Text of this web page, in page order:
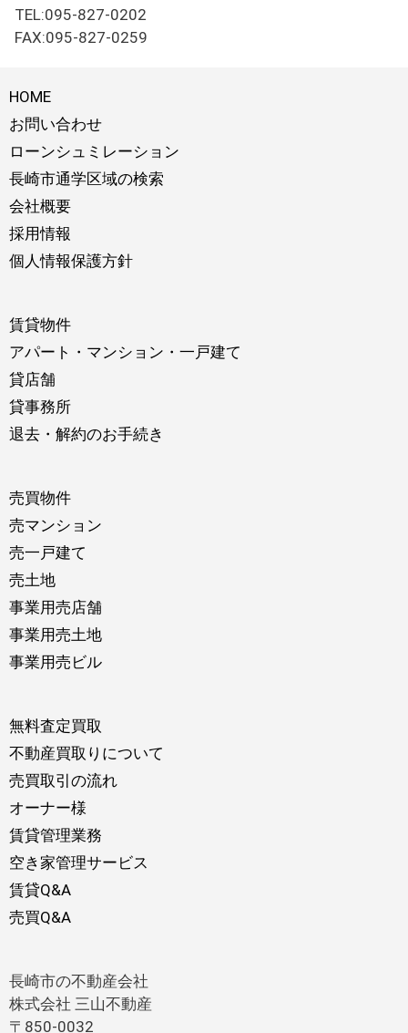
TEL:095-827-0202
FAX:095-827-0259
HOME
お問い合わせ
ローンシュミレーション
長崎市通学区域の検索
会社概要
採用情報
個人情報保護方針
賃貸物件
アパート・マンション・一戸建て
貸店舗
貸事務所
退去・解約のお手続き
売買物件
売マンション
売一戸建て
売土地
事業用売店舗
事業用売土地
事業用売ビル
無料査定買取
不動産買取りについて
売買取引の流れ
オーナー様
賃貸管理業務
空き家管理サービス
賃貸Q&A
売買Q&A
長崎市の不動産会社
株式会社 三山不動産
〒850-0032